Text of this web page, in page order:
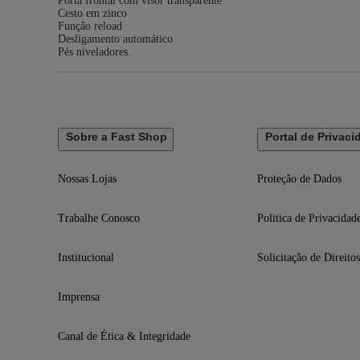
Cesto em zinco
Função reload
Desligamento automático
Pés niveladores.
Sobre a Fast Shop
Nossas Lojas
Trabalhe Conosco
Institucional
Imprensa
Canal de Ética & Integridade
Portal de
Proteção de Dados
Politica de
Solicitação de Direitos